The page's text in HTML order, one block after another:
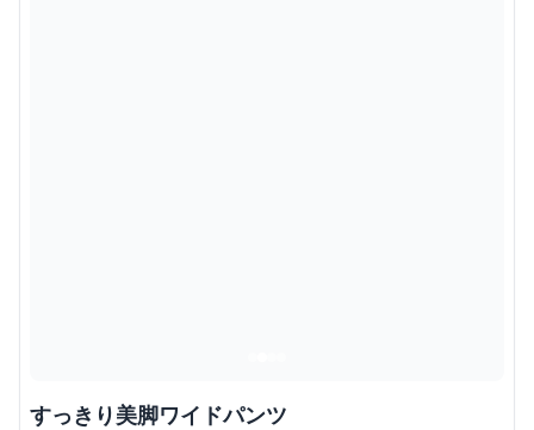
すっきり美脚ワイドパンツ